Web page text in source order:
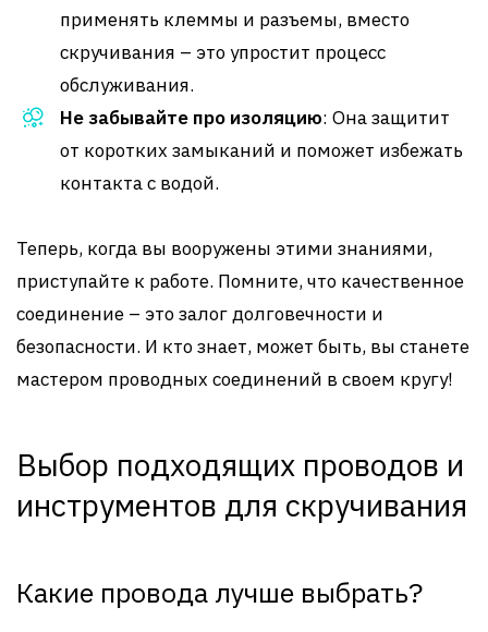
применять клеммы и разъемы, вместо
скручивания – это упростит процесс
обслуживания.
Не забывайте про изоляцию: Она защитит
от коротких замыканий и поможет избежать
контакта с водой.
Теперь, когда вы вооружены этими знаниями,
приступайте к работе. Помните, что качественное
соединение – это залог долговечности и
безопасности. И кто знает, может быть, вы станете
мастером проводных соединений в своем кругу!
Выбор подходящих проводов и
инструментов для скручивания
Какие провода лучше выбрать?